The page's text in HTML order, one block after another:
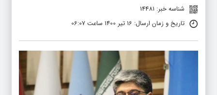
شناسه خبر: 14481
تاریخ و زمان ارسال: 16 تیر 1400 ساعت 06:07